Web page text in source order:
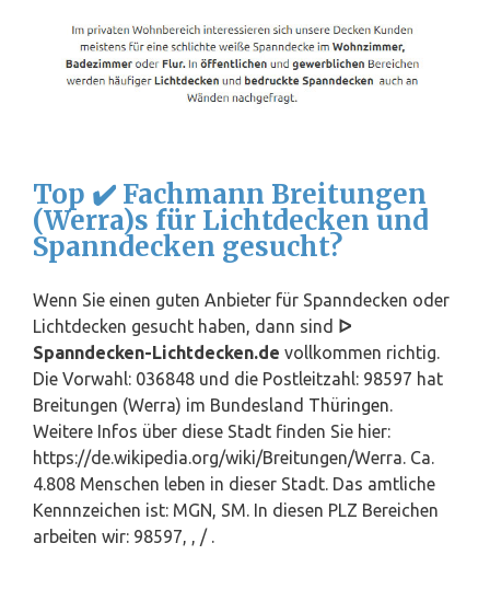
Top ✔️ Fachmann Breitungen
(Werra)s für Lichtdecken und
Spanndecken gesucht?
Wenn Sie einen guten Anbieter für Spanndecken oder
Lichtdecken gesucht haben, dann sind ᐅ
Spanndecken-Lichtdecken.de vollkommen richtig.
Die Vorwahl: 036848 und die Postleitzahl: 98597 hat
Breitungen (Werra) im Bundesland Thüringen.
Weitere Infos über diese Stadt finden Sie hier:
https://de.wikipedia.org/wiki/Breitungen/Werra. Ca.
4.808 Menschen leben in dieser Stadt. Das amtliche
Kennnzeichen ist: MGN, SM. In diesen PLZ Bereichen
arbeiten wir: 98597, , / .